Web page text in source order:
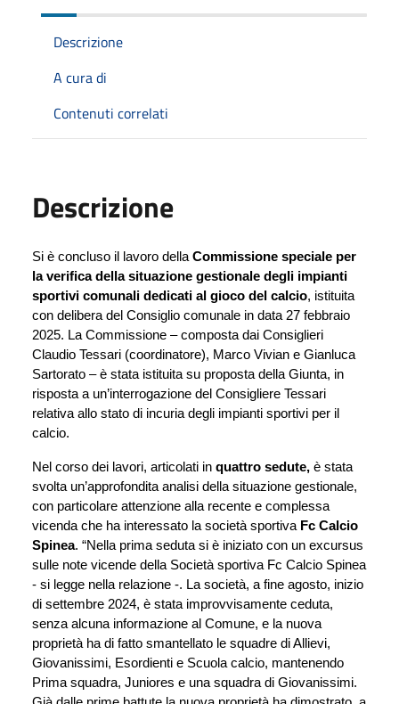
Descrizione
A cura di
Contenuti correlati
Descrizione
Si è concluso il lavoro della Commissione speciale per
la verifica della situazione gestionale degli impianti
sportivi comunali dedicati al gioco del calcio, istituita
con delibera del Consiglio comunale in data 27 febbraio
2025. La Commissione – composta dai Consiglieri
Claudio Tessari (coordinatore), Marco Vivian e Gianluca
Sartorato – è stata istituita su proposta della Giunta, in
risposta a un’interrogazione del Consigliere Tessari
relativa allo stato di incuria degli impianti sportivi per il
calcio.
Nel corso dei lavori, articolati in quattro sedute, è stata
svolta un’approfondita analisi della situazione gestionale,
con particolare attenzione alla recente e complessa
vicenda che ha interessato la società sportiva Fc Calcio
Spinea. “Nella prima seduta si è iniziato con un excursus
sulle note vicende della Società sportiva Fc Calcio Spinea
- si legge nella relazione -. La società, a fine agosto, inizio
di settembre 2024, è stata improvvisamente ceduta,
senza alcuna informazione al Comune, e la nuova
proprietà ha di fatto smantellato le squadre di Allievi,
Giovanissimi, Esordienti e Scuola calcio, mantenendo
Prima squadra, Juniores e una squadra di Giovanissimi.